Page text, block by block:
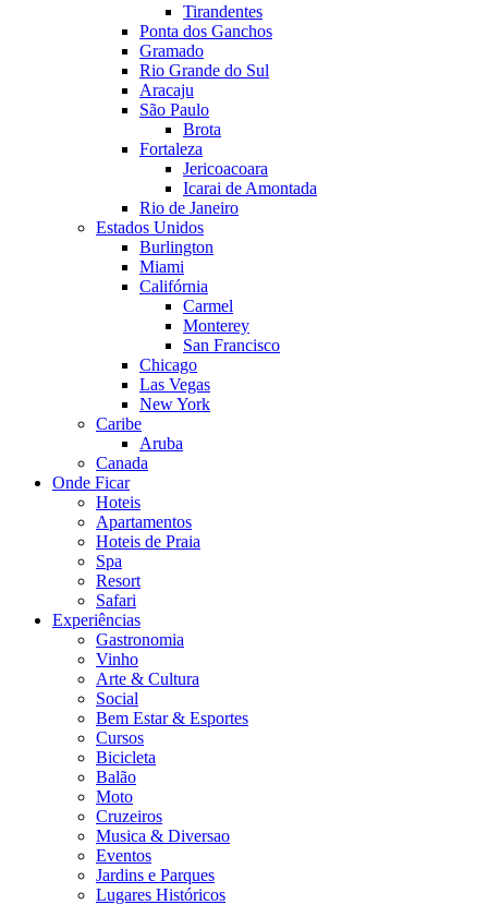
Tirandentes
Ponta dos Ganchos
Gramado
Rio Grande do Sul
Aracaju
São Paulo
Brota
Fortaleza
Jericoacoara
Icarai de Amontada
Rio de Janeiro
Estados Unidos
Burlington
Miami
Califórnia
Carmel
Monterey
San Francisco
Chicago
Las Vegas
New York
Caribe
Aruba
Canada
Onde Ficar
Hoteis
Apartamentos
Hoteis de Praia
Spa
Resort
Safari
Experiências
Gastronomia
Vinho
Arte & Cultura
Social
Bem Estar & Esportes
Cursos
Bicicleta
Balão
Moto
Cruzeiros
Musica & Diversao
Eventos
Jardins e Parques
Lugares Históricos